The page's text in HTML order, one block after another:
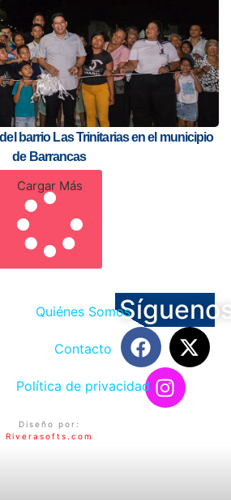
barrio Las Trinitarias en el municipio
de Barrancas
Cargar Más
Quiénes Somos
Contacto
Política de privacidad
Diseño por:
Riverasofts.com